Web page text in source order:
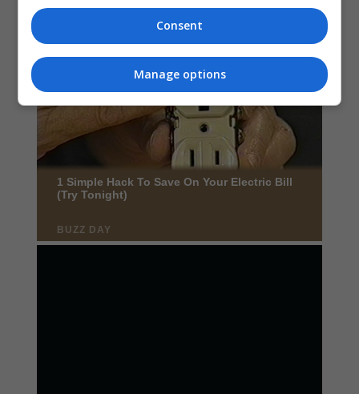
Consent
Manage options